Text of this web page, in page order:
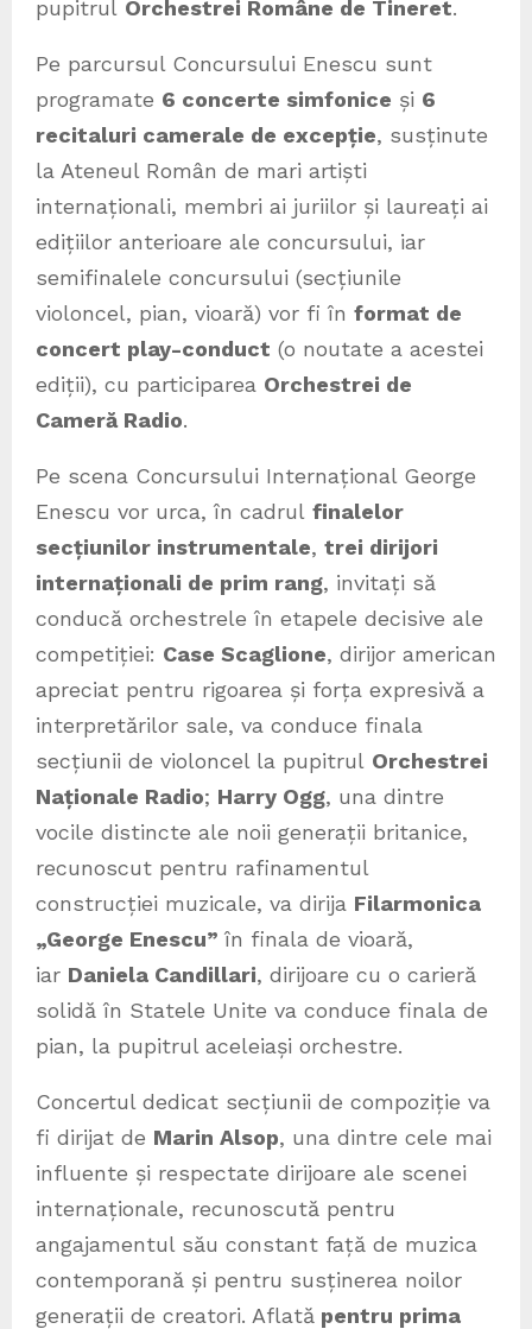
pupitrul Orchestrei Române de Tineret.
Pe parcursul Concursului Enescu sunt
programate 6 concerte simfonice și 6
recitaluri camerale de excepție, susținute
la Ateneul Român de mari artiști
internaționali, membri ai juriilor și laureați ai
edițiilor anterioare ale concursului, iar
semifinalele concursului (secțiunile
violoncel, pian, vioară) vor fi în format de
concert play-conduct (o noutate a acestei
ediții), cu participarea Orchestrei de
Cameră Radio.
Pe scena Concursului Internațional George
Enescu vor urca, în cadrul finalelor
secțiunilor instrumentale, trei dirijori
internaționali de prim rang, invitați să
conducă orchestrele în etapele decisive ale
competiției: Case Scaglione, dirijor american
apreciat pentru rigoarea și forța expresivă a
interpretărilor sale, va conduce finala
secțiunii de violoncel la pupitrul Orchestrei
Naționale Radio; Harry Ogg, una dintre
vocile distincte ale noii generații britanice,
recunoscut pentru rafinamentul
construcției muzicale, va dirija Filarmonica
„George Enescu” în finala de vioară,
iar Daniela Candillari, dirijoare cu o carieră
solidă în Statele Unite va conduce finala de
pian, la pupitrul aceleiași orchestre.
Concertul dedicat secțiunii de compoziție va
fi dirijat de Marin Alsop, una dintre cele mai
influente și respectate dirijoare ale scenei
internaționale, recunoscută pentru
angajamentul său constant față de muzica
contemporană și pentru susținerea noilor
generații de creatori. Aflată pentru prima